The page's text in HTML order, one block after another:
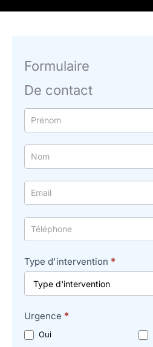
Formulaire
De contact
Formulaire
simple
avec
téléphone
Type d'intervention *
Urgence *
Oui